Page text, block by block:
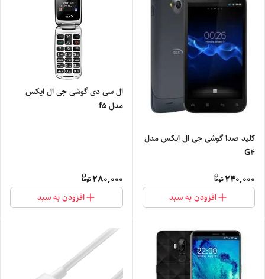
کلید صدا گوشی جی ال ایکس مدل
G4
240,000
افزودن به سبد
ال سی دی گوشی جی ال ایکس
مدل f5
280,000
افزودن به سبد